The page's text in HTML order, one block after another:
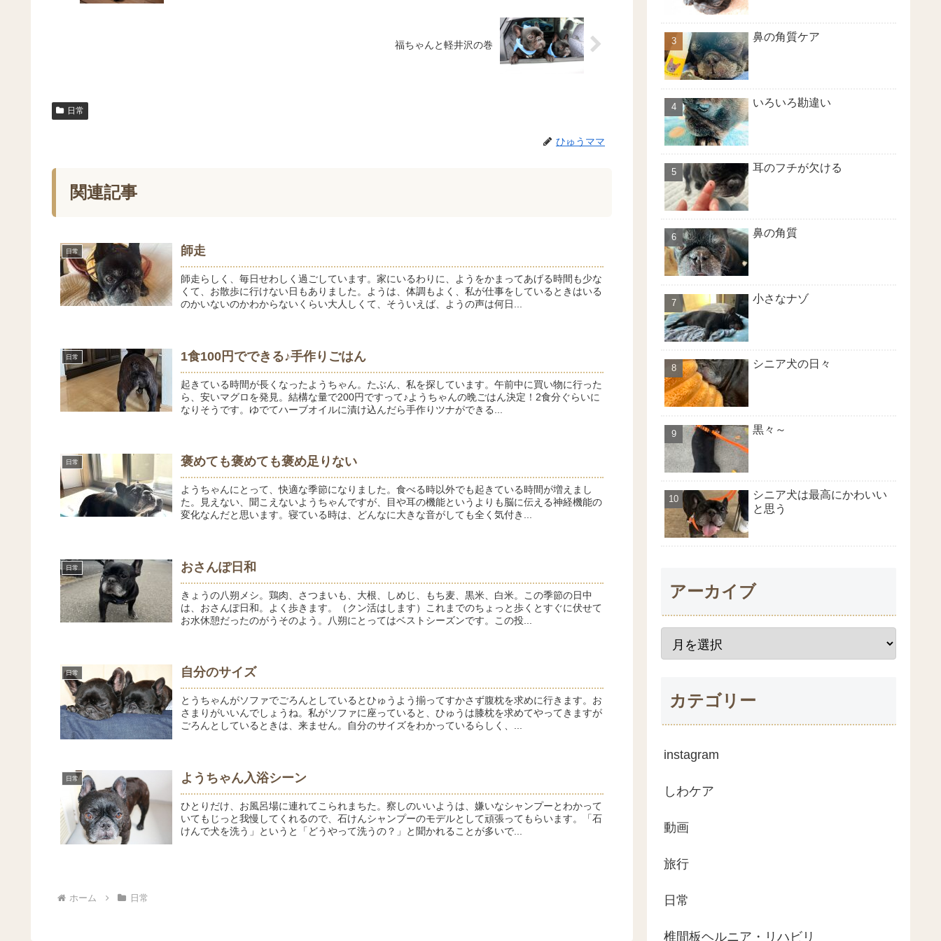
福ちゃんと軽井沢の巻
日常
ひゅうママ
関連記事
日常 師走
師走らしく、毎日せわしく過ごしています。家にいるわりに、ようをかまってあげる時間も少な
くて、お散歩に行けない日もありました。ようは、体調もよく、私が仕事をしているときはいる
のかいないのかわからないくらい大人しくて、そういえば、ようの声は何日...
日常 1食100円でできる♪手作りごはん
起きている時間が長くなったようちゃん。たぶん、私を探しています。午前中に買い物に行った
ら、安いマグロを発見。結構な量で200円ですって♪ようちゃんの晩ごはん決定！2食分ぐらいに
なりそうです。ゆでてハーブオイルに漬け込んだら手作りツナができる...
日常 褒めても褒めても褒め足りない
ようちゃんにとって、快適な季節になりました。食べる時以外でも起きている時間が増えまし
た。見えない、聞こえないようちゃんですが、目や耳の機能というよりも脳に伝える神経機能の
変化なんだと思います。寝ている時は、どんなに大きな音がしても全く気付き...
日常 おさんぽ日和
きょうの八朔メシ。鶏肉、さつまいも、大根、しめじ、もち麦、黒米、白米。この季節の日中
は、おさんぽ日和。よく歩きます。（クン活はします）これまでのちょっと歩くとすぐに伏せて
お水休憩だったのがうそのよう。八朔にとってはベストシーズンです。この投...
日常 自分のサイズ
とうちゃんがソファでごろんとしているとひゅうよう揃ってすかさず腹枕を求めに行きます。お
さまりがいいんでしょうね。私がソファに座っていると、ひゅうは膝枕を求めてやってきますが
ごろんとしているときは、来ません。自分のサイズをわかっているらしく、...
日常 ようちゃん入浴シーン
ひとりだけ、お風呂場に連れてこられまちた。察しのいいようは、嫌いなシャンプーとわかって
いてもじっと我慢してくれるので、石けんシャンプーのモデルとして頑張ってもらいます。「石
けんで犬を洗う」というと「どうやって洗うの？」と聞かれることが多いで...
ホーム 日常
鼻の角質ケア
いろいろ勘違い
耳のフチが欠ける
鼻の角質
小さなナゾ
シニア犬の日々
黒々～
シニア犬は最高にかわいい
と思う
アーカイブ
カテゴリー
instagram
しわケア
動画
旅行
日常
椎間板ヘルニア・リハビリ